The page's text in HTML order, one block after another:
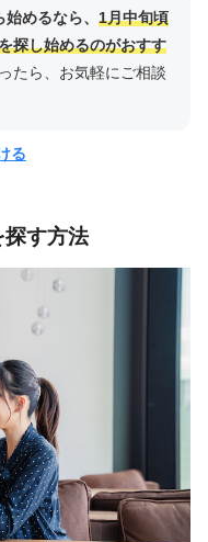
めるなら、 1月中旬頃
探し始めるのがおすす
たら、お気軽にご相談
る
す方法